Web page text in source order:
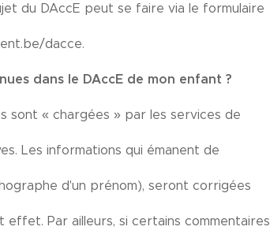
du DAccE peut se faire via le formulaire
dacce.
dans le DAccE de mon enfant ?
sont « chargées » par les services de
Les informations qui émanent de
d'un prénom), seront corrigées
Par ailleurs, si certains commentaires